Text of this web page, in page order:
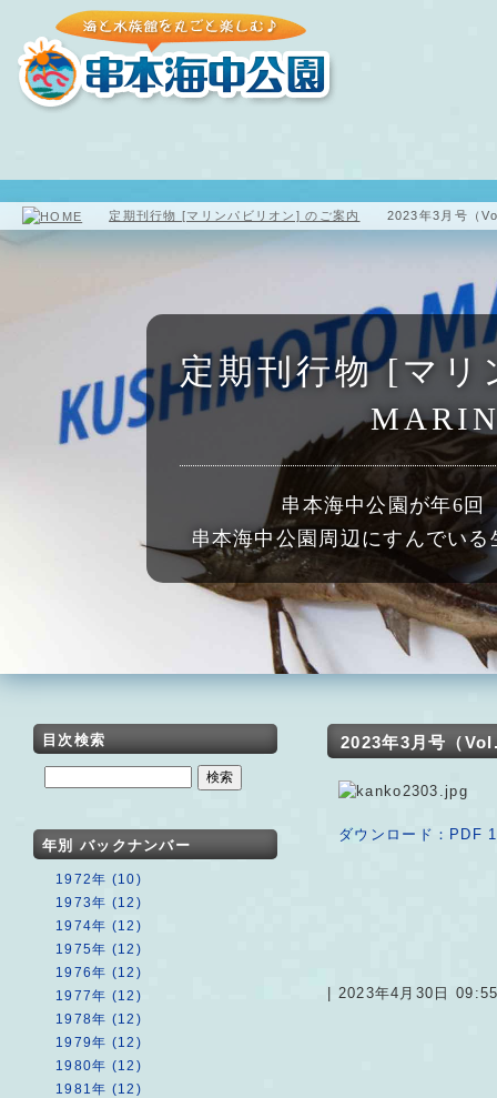
定期刊行物 [マリンパビリオン] のご案内 2023年3月号（
定期刊行物 [マ
串本海中公園が年6回
串本海中公園周辺にすんでい
目次検索
年別 バックナンバー
1972年 (10)
1973年 (12)
1974年 (12)
1975年 (12)
1976年 (12)
1977年 (12)
1978年 (12)
1979年 (12)
1980年 (12)
1981年 (12)
2023年3月号（
ダウンロード：PDF
| 2023年4月30日